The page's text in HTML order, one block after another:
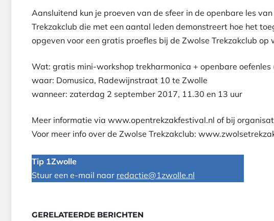
Aansluitend kun je proeven van de sfeer in de openbare les
Trekzakclub die met een aantal leden demonstreert hoe het
opgeven voor een gratis proefles bij de Zwolse Trekzakclub op
Wat: gratis mini-workshop trekharmonica + openbare oefenles
waar: Domusica, Radewijnstraat 10 te Zwolle
wanneer: zaterdag 2 september 2017, 11.30 en 13 uur
Meer informatie via www.opentrekzakfestival.nl of bij
Voor meer info over de Zwolse Trekzakclub:
Tip 1Zwolle
Stuur een e-mail naar redactie@1zwolle.nl
GERELATEERDE BERICHTEN